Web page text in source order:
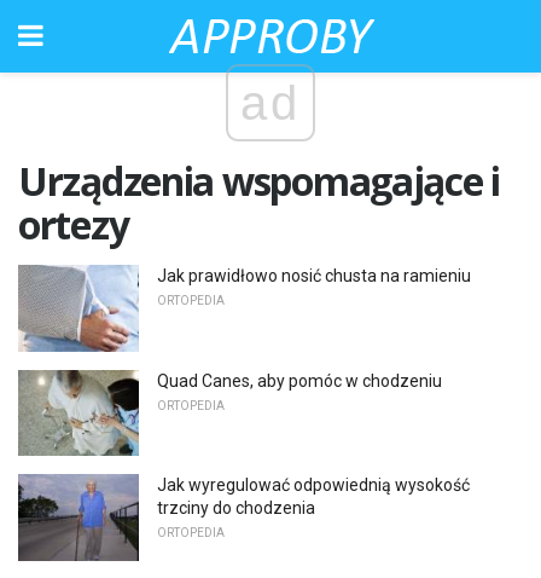
ad
Urządzenia wspomagające i
ortezy
Jak prawidłowo nosić chusta na ramieniu
ORTOPEDIA
Quad Canes, aby pomóc w chodzeniu
ORTOPEDIA
Jak wyregulować odpowiednią wysokość
trzciny do chodzenia
ORTOPEDIA